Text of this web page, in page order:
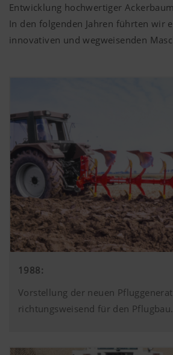
Entwicklung hochwertiger
In den folgenden Jahren führten wir
innovativen und wegweisenden
1988:
Vorstellung der neuen
richtungsweisend für den Pflugbau.